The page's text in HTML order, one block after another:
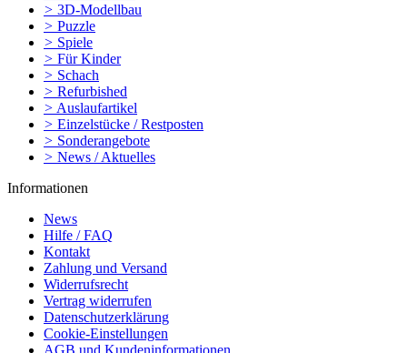
> 3D-Modellbau
> Puzzle
> Spiele
> Für Kinder
> Schach
> Refurbished
> Auslaufartikel
> Einzelstücke / Restposten
> Sonderangebote
> News / Aktuelles
Informationen
News
Hilfe / FAQ
Kontakt
Zahlung und Versand
Widerrufsrecht
Vertrag widerrufen
Datenschutzerklärung
Cookie-Einstellungen
AGB und Kundeninformationen